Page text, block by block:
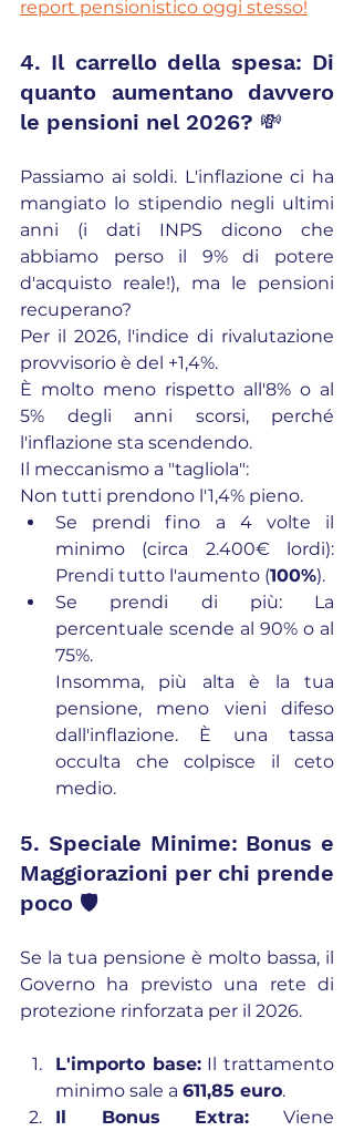
report pensionistico oggi stesso!
4. Il carrello della spesa: Di
quanto aumentano davvero
le pensioni nel 2026? 💸
Passiamo ai soldi. L'inflazione ci ha
mangiato lo stipendio negli ultimi
anni (i dati INPS dicono che
abbiamo perso il 9% di potere
d'acquisto reale!), ma le pensioni
recuperano?
Per il 2026, l'indice di rivalutazione
provvisorio è del +1,4%.
È molto meno rispetto all'8% o al
5% degli anni scorsi, perché
l'inflazione sta scendendo.
Il meccanismo a "tagliola":
Non tutti prendono l'1,4% pieno.
Se prendi fino a 4 volte il
minimo (circa 2.400€ lordi):
Prendi tutto l'aumento (100%).
Se prendi di più: La
percentuale scende al 90% o al
75%.
Insomma, più alta è la tua
pensione, meno vieni difeso
dall'inflazione. È una tassa
occulta che colpisce il ceto
medio.
5. Speciale Minime: Bonus e
Maggiorazioni per chi prende
poco 🛡️
Se la tua pensione è molto bassa, il
Governo ha previsto una rete di
protezione rinforzata per il 2026.
L'importo base: Il trattamento
minimo sale a 611,85 euro.
Il Bonus Extra: Viene